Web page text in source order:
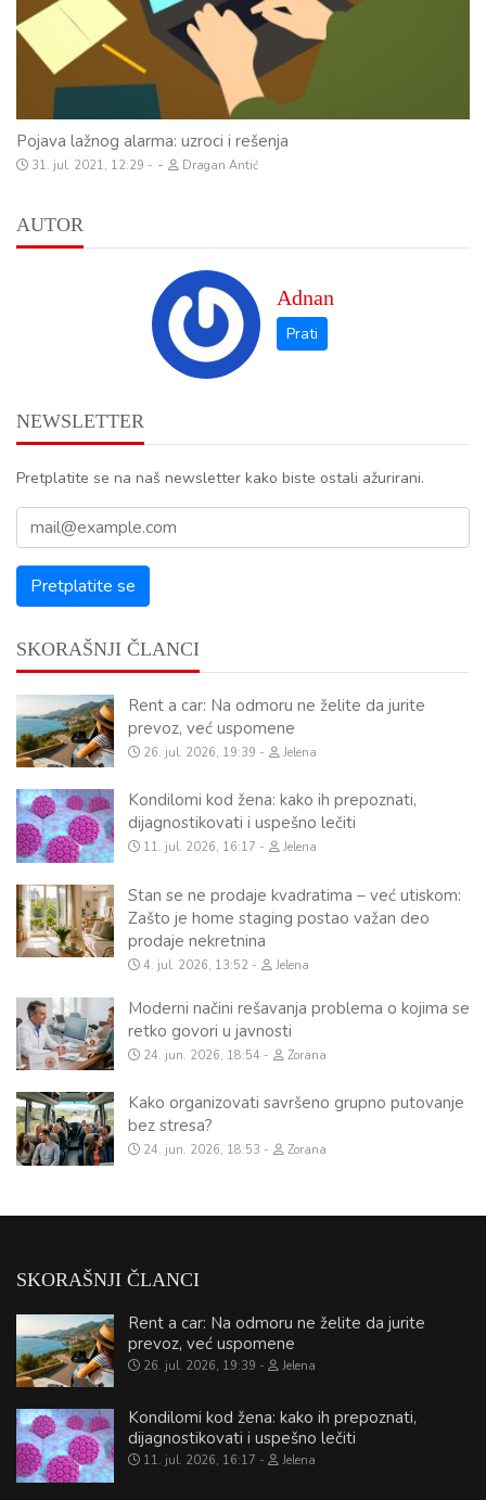
Pojava lažnog alarma: uzroci i rešenja
31. jul. 2021, 12:29 - Dragan Antić
AUTOR
Adnan
NEWSLETTER
Pretplatite se na naš newsletter kako biste ostali ažurirani.
SKORAŠNJI ČLANCI
Rent a car: Na odmoru ne želite da jurite
prevoz, već uspomene
26. jul. 2026, 19:39 Jelena
Kondilomi kod žena: kako ih prepoznati,
dijagnostikovati i uspešno lečiti
11. jul. 2026, 16:17 Jelena
Stan se ne prodaje kvadratima – već utiskom:
Zašto je home staging postao važan deo
prodaje nekretnina
4. jul. 2026, 13:52 Jelena
Moderni načini rešavanja problema o kojima se
retko govori u javnosti
24. jun. 2026, 18:54 Zorana
Kako organizovati savršeno grupno putovanje
bez stresa?
24. jun. 2026, 18:53 Zorana
SKORAŠNJI ČLANCI
Rent a car: Na odmoru ne želite da jurite
prevoz, već uspomene
26. jul. 2026, 19:39 Jelena
Kondilomi kod žena: kako ih prepoznati,
dijagnostikovati i uspešno lečiti
11. jul. 2026, 16:17 Jelena